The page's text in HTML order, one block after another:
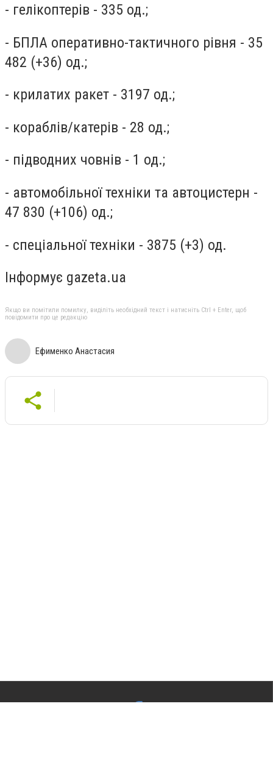
- гелікоптерів - 335 од.;
- БПЛА оперативно-тактичного рівня - 35
482 (+36) од.;
- крилатих ракет - 3197 од.;
- кораблів/катерів - 28 од.;
- підводних човнів - 1 од.;
- автомобільної техніки та автоцистерн -
47 830 (+106) од.;
- спеціальної техніки - 3875 (+3) од.
Інформує gazeta.ua
Якщо ви помітили помилку, виділіть необхідний текст і натисніть Ctrl + Enter, щоб
повідомити про це редакцію
Ефименко Анастасия